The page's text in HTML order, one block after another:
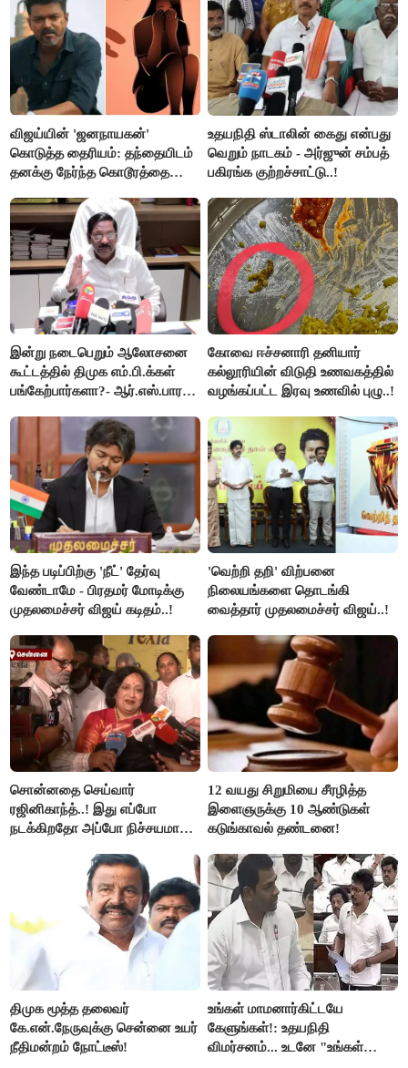
விஜய்யின் 'ஜனநாயகன்'
கொடுத்த தைரியம்: தந்தையிடம்
தனக்கு நேர்ந்த கொடூரத்தை
உதயநிதி ஸ்டாலின் கைது என்பது
வெறும் நாடகம் - அர்ஜுன் சம்பத்
பகிரங்க குற்றச்சாட்டு..!
இன்று நடைபெறும் ஆலோசனை
கூட்டத்தில் திமுக எம்.பி.க்கள்
பங்கேற்பார்களா?- ஆர்.எஸ்.பாரதி
கோவை ஈச்சனாரி தனியார்
கல்லூரியின் விடுதி உணவகத்தில்
வழங்கப்பட்ட இரவு உணவில் புழு..!
இந்த படிப்பிற்கு 'நீட்' தேர்வு
வேண்டாமே - பிரதமர் மோடிக்கு
முதலமைச்சர் விஜய் கடிதம்..!
'வெற்றி தறி' விற்பனை
நிலையங்களை தொடங்கி
வைத்தார் முதலமைச்சர் விஜய்..!
சொன்னதை செய்வார்
ரஜினிகாந்த்..! இது எப்போ
நடக்கிறதோ அப்போ நிச்சயமாக
ரஜினிகாந்த்..!
12 வயது சிறுமியை சீரழித்த
இளைஞருக்கு 10 ஆண்டுகள்
கடுங்காவல் தண்டனை!
திமுக மூத்த தலைவர்
கே.என்.நேருவுக்கு சென்னை உயர்
நீதிமன்றம் நோட்டீஸ்!
உங்கள் மாமனார்கிட்டயே
கேளுங்கள்!: உதயநிதி
விமர்சனம்... உடனே "உங்கள்